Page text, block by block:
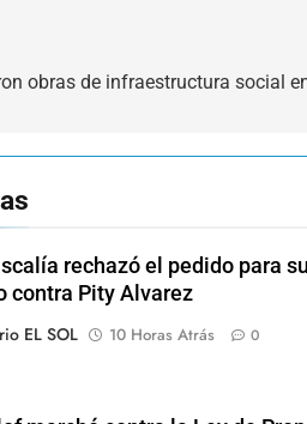
obras de infraestructura social
rechazó el pedido para
contra Pity Alvarez
EL SOL
10 Horas Atrás 0